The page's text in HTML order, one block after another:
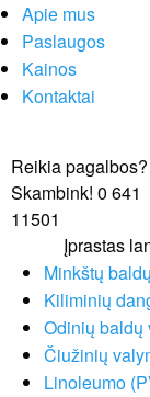
Apie mus
Paslaugos
Kainos
Kontaktai
Reikia pagalbos?
Skambink! 0 641
11501
Įprastas
Minkštų
Kiliminių
Odinių baldų
Čiužinių
Linoleumo